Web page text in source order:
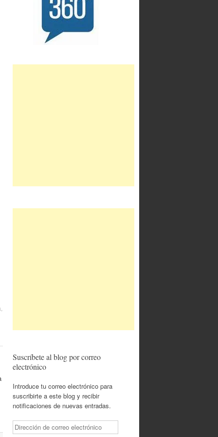
Suscríbete al blog por correo
electrónico
Introduce tu correo electrónico para
suscribirte a este blog y recibir
notificaciones de nuevas entradas.
Dirección
de